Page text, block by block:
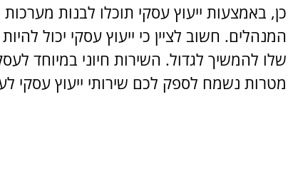
כן, באמצעות ייעוץ עסקי תוכלו לבנות
המנהלים. חשוב לציין כי ייעוץ עסקי יכול
שלו להמשיך לגדול. השירות חיוני במיוחד
מטרות נשמח לספק לכם שירותי ייעוץ עסקי